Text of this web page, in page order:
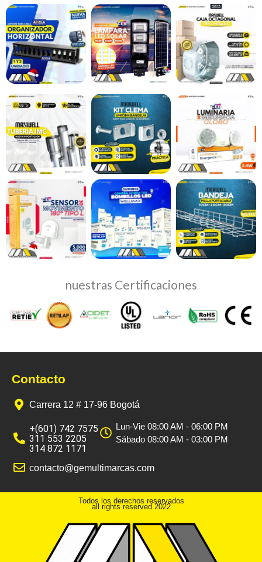
nuestras Certificaciones
Contacto
Carrera 12 # 17-96 Bogotá
+(601) 742 7575
311 553 2205
314 872 1171
Lun-Vie 08:00 AM - 06:00 PM
Sábado 08:00 AM - 03:00 PM
contacto@gemultimarcas.com
Todos los derechos reservados
all rights reserved 2022